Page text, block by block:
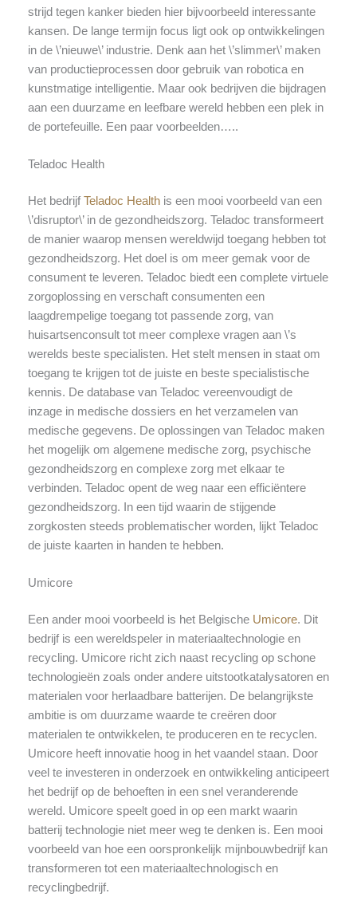
strijd tegen kanker bieden hier bijvoorbeeld interessante
kansen. De lange termijn focus ligt ook op ontwikkelingen
in de \’nieuwe\’ industrie. Denk aan het \’slimmer\’ maken
van productieprocessen door gebruik van robotica en
kunstmatige intelligentie. Maar ook bedrijven die bijdragen
aan een duurzame en leefbare wereld hebben een plek in
de portefeuille. Een paar voorbeelden…..
Teladoc Health
Het bedrijf Teladoc Health is een mooi voorbeeld van een
\’disruptor\’ in de gezondheidszorg. Teladoc transformeert
de manier waarop mensen wereldwijd toegang hebben tot
gezondheidszorg. Het doel is om meer gemak voor de
consument te leveren. Teladoc biedt een complete virtuele
zorgoplossing en verschaft consumenten een
laagdrempelige toegang tot passende zorg, van
huisartsenconsult tot meer complexe vragen aan \’s
werelds beste specialisten. Het stelt mensen in staat om
toegang te krijgen tot de juiste en beste specialistische
kennis. De database van Teladoc vereenvoudigt de
inzage in medische dossiers en het verzamelen van
medische gegevens. De oplossingen van Teladoc maken
het mogelijk om algemene medische zorg, psychische
gezondheidszorg en complexe zorg met elkaar te
verbinden. Teladoc opent de weg naar een efficiëntere
gezondheidszorg. In een tijd waarin de stijgende
zorgkosten steeds problematischer worden, lijkt Teladoc
de juiste kaarten in handen te hebben.
Umicore
Een ander mooi voorbeeld is het Belgische Umicore. Dit
bedrijf is een wereldspeler in materiaaltechnologie en
recycling. Umicore richt zich naast recycling op schone
technologieën zoals onder andere uitstootkatalysatoren en
materialen voor herlaadbare batterijen. De belangrijkste
ambitie is om duurzame waarde te creëren door
materialen te ontwikkelen, te produceren en te recyclen.
Umicore heeft innovatie hoog in het vaandel staan. Door
veel te investeren in onderzoek en ontwikkeling anticipeert
het bedrijf op de behoeften in een snel veranderende
wereld. Umicore speelt goed in op een markt waarin
batterij technologie niet meer weg te denken is. Een mooi
voorbeeld van hoe een oorspronkelijk mijnbouwbedrijf kan
transformeren tot een materiaaltechnologisch en
recyclingbedrijf.